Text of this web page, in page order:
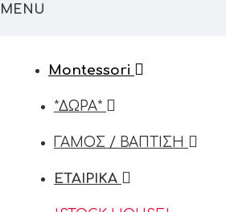
MENU
Montessori
*ΔΩΡΑ*
ΓΑΜΟΣ / ΒΑΠΤΙΣΗ
ΕΤΑΙΡΙΚΑ